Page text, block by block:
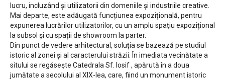
lucru, incluzând și utilizatorii din domeniile și industriile creative.
Mai departe, este adăugată funcțiunea expozițională, pentru
expunerea lucrărilor utilizatorilor, cu un amplu spațiu expozițional
la subsol și cu spații de showroom la parter.
Din punct de vedere arhitectural, soluția se bazează pe studiul
istoric al zonei și al caracterului străzii. În imediata vecinătate a
sitului se regăsește Catedrala Sf. Iosif , apărută în a doua
jumătate a secolului al XIX-lea, care, fiind un monument istoric